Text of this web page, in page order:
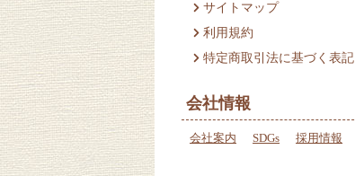
サイトマップ
利用規約
特定商取引法に基づく表記
会社情報
会社案内 SDGs 採用情報